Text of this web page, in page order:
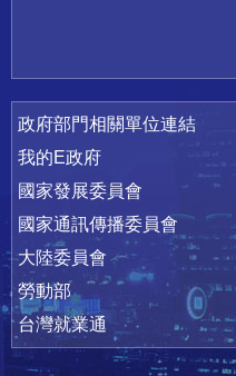
政府部門相關單位連結
我的E政府
國家發展委員會
國家通訊傳播委員會
大陸委員會
勞動部
台灣就業通